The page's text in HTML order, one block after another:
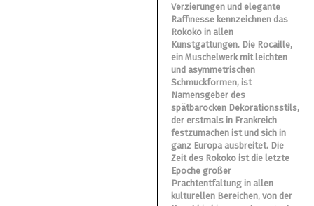
Verzierungen und elegante
Raffinesse kennzeichnen das
Rokoko in allen
Kunstgattungen. Die Rocaille,
ein Muschelwerk mit leichten
und asymmetrischen
Schmuckformen, ist
Namensgeber des
spätbarocken Dekorationsstils,
der erstmals in Frankreich
festzumachen ist und sich in
ganz Europa ausbreitet. Die
Zeit des Rokoko ist die letzte
Epoche großer
Prachtentfaltung in allen
kulturellen Bereichen, von der